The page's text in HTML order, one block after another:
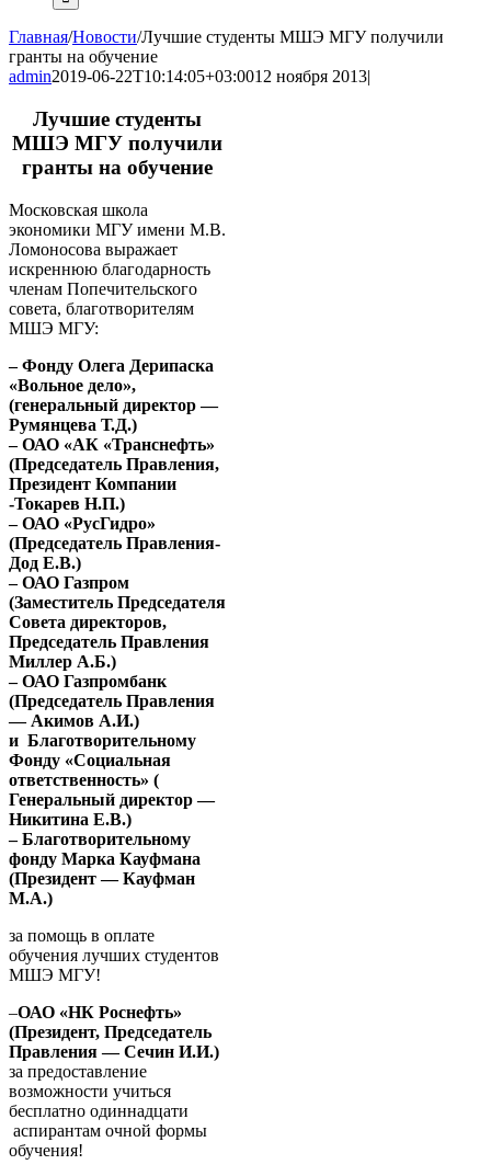
Главная/Новости/Лучшие студенты МШЭ МГУ получили
гранты на обучение
admin2019-06-22T10:14:05+03:0012 ноября 2013|
Лучшие студенты
МШЭ МГУ получили
гранты на обучение
Московская школа
экономики МГУ имени М.В.
Ломоносова выражает
искреннюю благодарность
членам Попечительского
совета, благотворителям
МШЭ МГУ:
– Фонду Олега Дерипаска
«Вольное дело»,
(генеральный директор —
Румянцева Т.Д.)
– ОАО «АК «Транснефть»
(Председатель Правления,
Президент Компании
-Токарев Н.П.)
– ОАО «РусГидро»
(Председатель Правления-
Дод Е.В.)
– ОАО Газпром
(Заместитель Председателя
Совета директоров,
Председатель Правления
Миллер А.Б.)
– ОАО Газпромбанк
(Председатель Правления
— Акимов А.И.)
и Благотворительному
Фонду «Социальная
ответственность» (
Генеральный директор —
Никитина Е.В.)
– Благотворительному
фонду Марка Кауфмана
(Президент — Кауфман
М.А.)
за помощь в оплате
обучения лучших студентов
МШЭ МГУ!
–ОАО «НК Роснефть»
(Президент, Председатель
Правления — Сечин И.И.)
за предоставление
возможности учиться
бесплатно одиннадцати
аспирантам очной формы
обучения!